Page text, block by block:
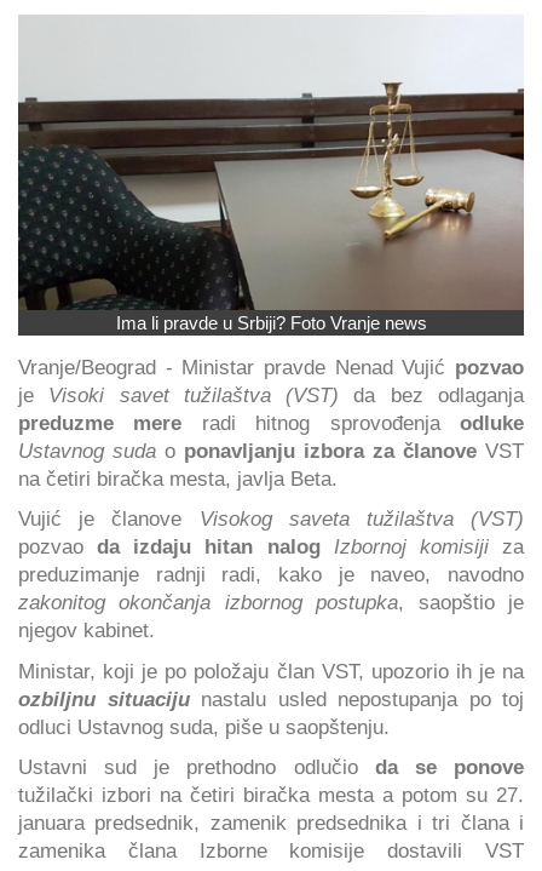
Ima li pravde u Srbiji? Foto Vranje news
Vranje/Beograd - Ministar pravde Nenad Vujić pozvao
je Visoki savet tužilaštva (VST) da bez odlaganja
preduzme mere radi hitnog sprovođenjaodluke
Ustavnog suda o ponavljanju izbora za članove VST
na četiri biračka mesta, javlja Beta.
Vujić je članove Visokog saveta tužilaštva (VST)
pozvaoda izdaju hitan nalog Izbornoj komisijiza
preduzimanje radnji radi, kako je naveo, navodno
zakonitog okončanja izbornog postupka, saopštio je
njegov kabinet.
Ministar, koji je po položaju član VST, upozorio ih je na
ozbiljnu situacijunastalu usled nepostupanja po toj
odluci Ustavnog suda, piše u saopštenju.
Ustavni sud je prethodno odlučio da se ponove
tužilački izbori na četiri biračka mesta a potom su 27.
januara predsednik, zamenik predsednika i tri člana i
zamenika člana Izborne komisije dostavili VST